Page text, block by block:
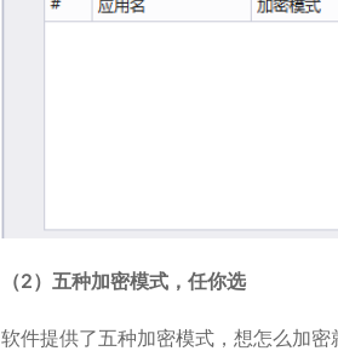
（2）五种加密模式，任你选
软件提供了五种加密模式，想怎么加